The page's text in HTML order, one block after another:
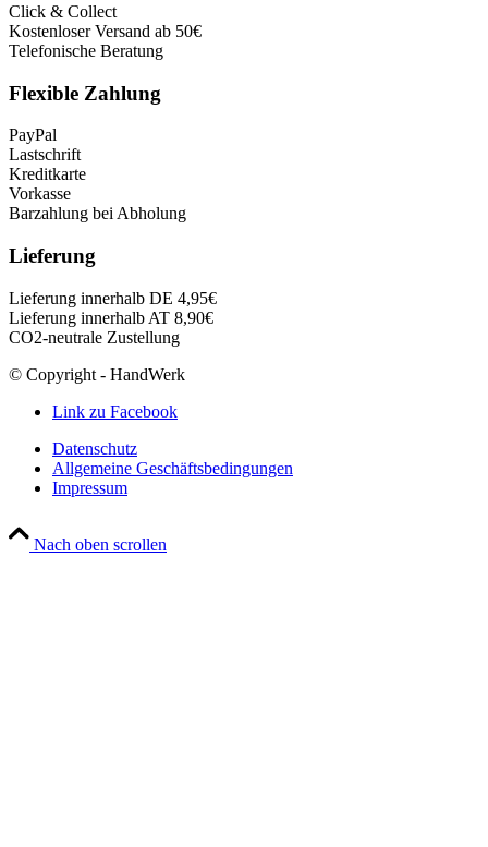
Click & Collect
Kostenloser Versand ab 50€
Telefonische Beratung
Flexible Zahlung
PayPal
Lastschrift
Kreditkarte
Vorkasse
Barzahlung bei Abholung
Lieferung
Lieferung innerhalb DE 4,95€
Lieferung innerhalb AT 8,90€
CO2-neutrale Zustellung
© Copyright - HandWerk
Link zu Facebook
Datenschutz
Allgemeine Geschäftsbedingungen
Impressum
Nach oben scrollen